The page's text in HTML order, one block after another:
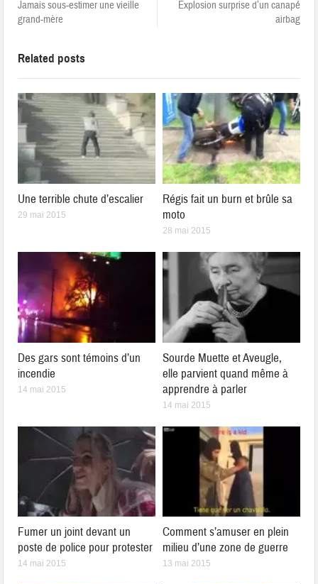
Jamais sous-estimer une vieille
grand-mère
Explosion surprise d’un canapé
airbag
Related posts
Une terrible chute d’escalier
29 mai 2015
Régis fait un burn et brûle sa
moto
28 mai 2015
Des gars sont témoins d’un
incendie
14 mai 2015
Sourde Muette et Aveugle,
elle parvient quand même à
apprendre à parler
14 mai 2015
Fumer un joint devant un
poste de police pour protester
14 mai 2015
Comment s’amuser en plein
milieu d’une zone de guerre
13 mai 2015